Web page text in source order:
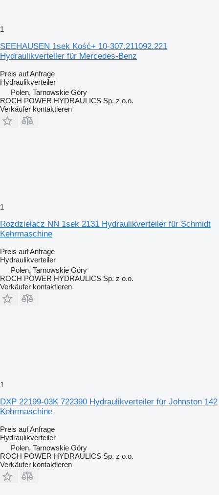
1
SEEHAUSEN 1sek Kość+ 10-307.211092.221
Hydraulikverteiler für Mercedes-Benz
Preis auf Anfrage
Hydraulikverteiler
Polen, Tarnowskie Góry
ROCH POWER HYDRAULICS Sp. z o.o.
Verkäufer kontaktieren
1
Rozdzielacz NN 1sek 2131 Hydraulikverteiler für Schmidt
Kehrmaschine
Preis auf Anfrage
Hydraulikverteiler
Polen, Tarnowskie Góry
ROCH POWER HYDRAULICS Sp. z o.o.
Verkäufer kontaktieren
1
DXP 22199-03K 722390 Hydraulikverteiler für Johnston 142
Kehrmaschine
Preis auf Anfrage
Hydraulikverteiler
Polen, Tarnowskie Góry
ROCH POWER HYDRAULICS Sp. z o.o.
Verkäufer kontaktieren